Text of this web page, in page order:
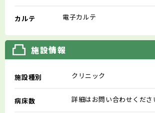
カルテ 電子カルテ
施設情報
施設種別 クリニック
病床数 詳細はお問い合わせくださ